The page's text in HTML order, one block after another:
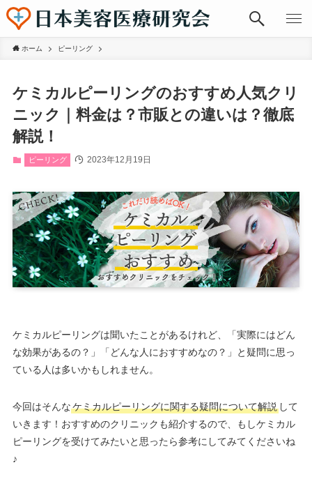
ホーム ピーリング
ケミカルピーリングのおすすめ人気クリ
ニック｜料金は？市販との違いは？徹底
解説！
ピーリング 2023年12月19日
ケミカルピーリングは聞いたことがあるけれど、「実際にはどん
な効果があるの？」「どんな人におすすめなの？」と疑問に思っ
ている人は多いかもしれません。
今回はそんなケミカルピーリングに関する疑問について解説して
いきます！おすすめのクリニックも紹介するので、もしケミカル
ピーリングを受けてみたいと思ったら参考にしてみてくださいね
♪